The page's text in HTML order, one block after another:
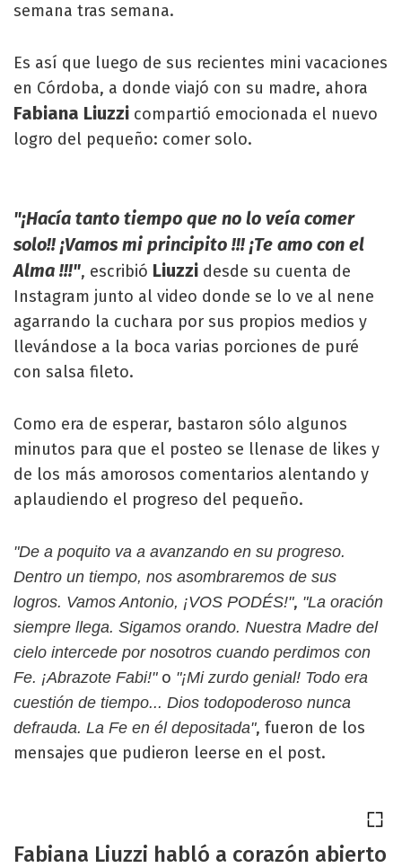
semana tras semana.
Es así que luego de sus recientes mini vacaciones
en Córdoba, a donde viajó con su madre, ahora
Fabiana Liuzzi compartió emocionada el nuevo
logro del pequeño: comer solo.
"¡Hacía tanto tiempo que no lo veía comer
solo!! ¡Vamos mi principito !!! ¡Te amo con el
Alma !!!", escribió Liuzzi desde su cuenta de
Instagram junto al video donde se lo ve al nene
agarrando la cuchara por sus propios medios y
llevándose a la boca varias porciones de puré
con salsa fileto.
Como era de esperar, bastaron sólo algunos
minutos para que el posteo se llenase de likes y
de los más amorosos comentarios alentando y
aplaudiendo el progreso del pequeño.
"De a poquito va a avanzando en su progreso.
Dentro un tiempo, nos asombraremos de sus
logros. Vamos Antonio, ¡VOS PODÉS!", "La oración
siempre llega. Sigamos orando. Nuestra Madre del
cielo intercede por nosotros cuando perdimos con
Fe. ¡Abrazote Fabi!"o "¡Mi zurdo genial! Todo era
cuestión de tiempo... Dios todopoderoso nunca
defrauda. La Fe en él depositada", fueron de los
mensajes que pudieron leerse en el post.
Fabiana Liuzzi habló a corazón abierto